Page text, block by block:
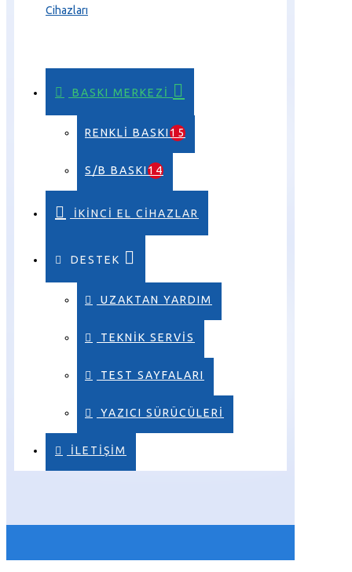
BASKI MERKEZI
RENKLI BASKI15
S/B BASKI14
İKINCI EL CIHAZLAR
DESTEK
UZAKTAN YARDIM
TEKNIK SERVIS
TEST SAYFALARI
YAZICI SÜRÜCÜLERI
ILETIŞIM